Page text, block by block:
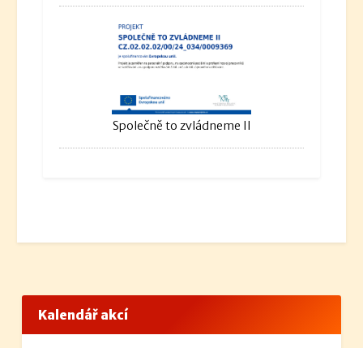
Společně to zvládneme II
Kalendář akcí